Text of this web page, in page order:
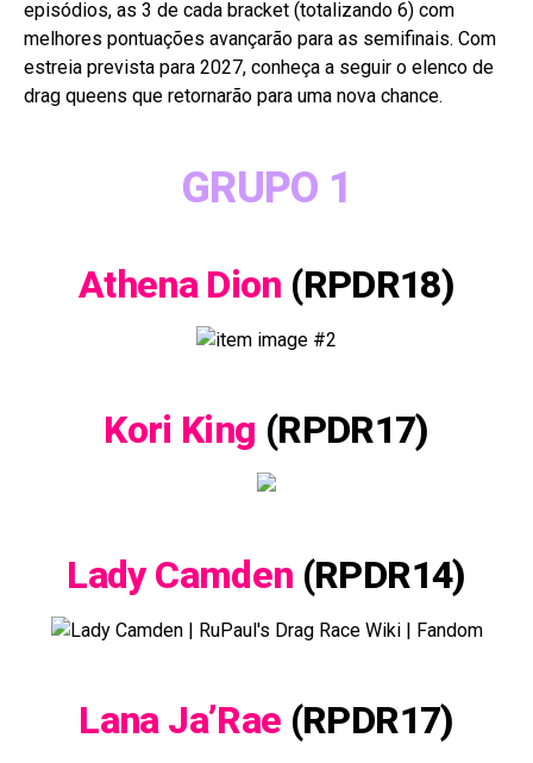
episódios, as 3 de cada bracket (totalizando 6) com
melhores pontuações avançarão para as semifinais. Com
estreia prevista para 2027, conheça a seguir o elenco de
drag queens que retornarão para uma nova chance.
GRUPO 1
Athena Dion (RPDR18)
Kori King (RPDR17)
Lady Camden (RPDR14)
Lana Ja’Rae (RPDR17)